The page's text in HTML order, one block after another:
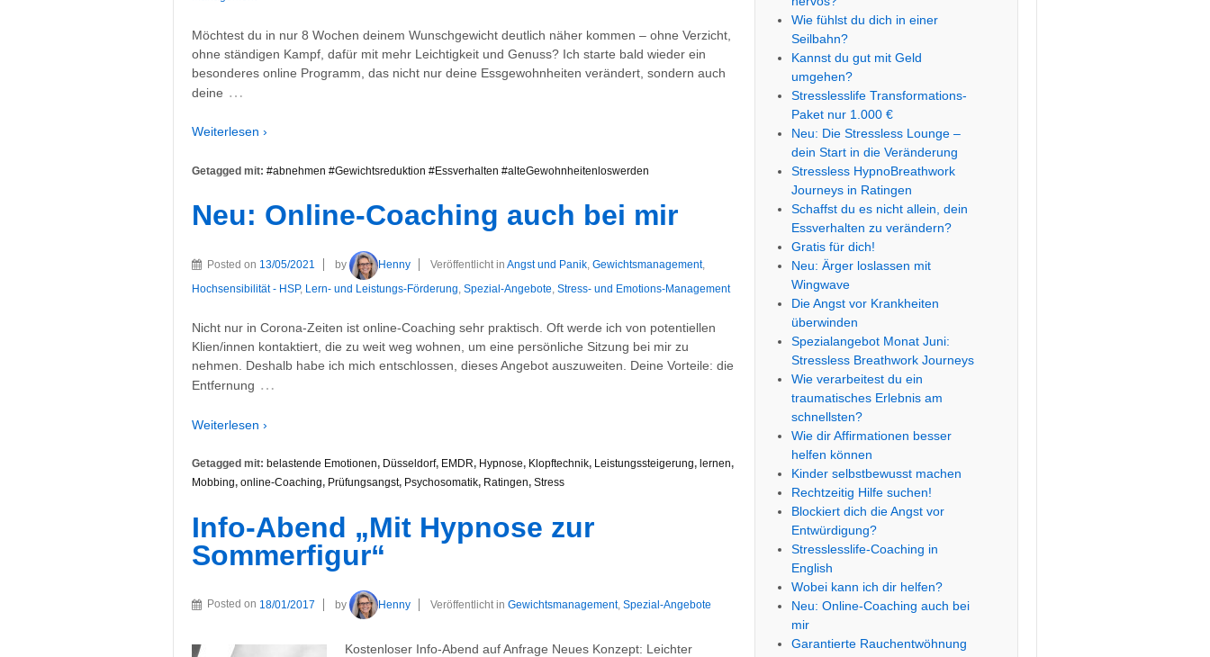
Möchtest du in nur 8 Wochen deinem Wunschgewicht deutlich näher kommen – ohne Verzicht,
ohne ständigen Kampf, dafür mit mehr Leichtigkeit und Genuss? Ich starte bald wieder ein
besonderes online Programm, das nicht nur deine Essgewohnheiten verändert, sondern auch
deine …
Weiterlesen ›
Getagged mit: #abnehmen #Gewichtsreduktion #Essverhalten #alteGewohnheitenloswerden
Neu: Online-Coaching auch bei mir
Posted on 13/05/2021 by Henny Veröffentlicht in Angst und Panik, Gewichtsmanagement,
Hochsensibilität - HSP, Lern- und Leistungs-Förderung, Spezial-Angebote, Stress- und Emotions-Management
Nicht nur in Corona-Zeiten ist online-Coaching sehr praktisch. Oft werde ich von potentiellen
Klien/innen kontaktiert, die zu weit weg wohnen, um eine persönliche Sitzung bei mir zu
nehmen. Deshalb habe ich mich entschlossen, dieses Angebot auszuweiten. Deine Vorteile: die
Entfernung …
Weiterlesen ›
Getagged mit: belastende Emotionen, Düsseldorf, EMDR, Hypnose, Klopftechnik, Leistungssteigerung, lernen,
Mobbing, online-Coaching, Prüfungsangst, Psychosomatik, Ratingen, Stress
Info-Abend „Mit Hypnose zur
Sommerfigur“
Posted on 18/01/2017 by Henny Veröffentlicht in Gewichtsmanagement, Spezial-Angebote
Kostenloser Info-Abend auf Anfrage Neues Konzept: Leichter
Wie fühlst du dich in einer
Seilbahn?
Kannst du gut mit Geld
umgehen?
Stresslesslife Transformations-
Paket nur 1.000 €
Neu: Die Stressless Lounge –
dein Start in die Veränderung
Stressless HypnoBreathwork
Journeys in Ratingen
Schaffst du es nicht allein, dein
Essverhalten zu verändern?
Gratis für dich!
Neu: Ärger loslassen mit
Wingwave
Die Angst vor Krankheiten
überwinden
Spezialangebot Monat Juni:
Stressless Breathwork Journeys
Wie verarbeitest du ein
traumatisches Erlebnis am
schnellsten?
Wie dir Affirmationen besser
helfen können
Kinder selbstbewusst machen
Rechtzeitig Hilfe suchen!
Blockiert dich die Angst vor
Entwürdigung?
Stresslesslife-Coaching in
English
Wobei kann ich dir helfen?
Neu: Online-Coaching auch bei
mir
Garantierte Rauchentwöhnung